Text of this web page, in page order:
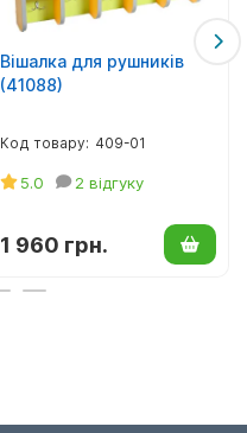
Вішалка для рушників
(41088)
409-01
5.0 2 відгуку
1 960 грн.